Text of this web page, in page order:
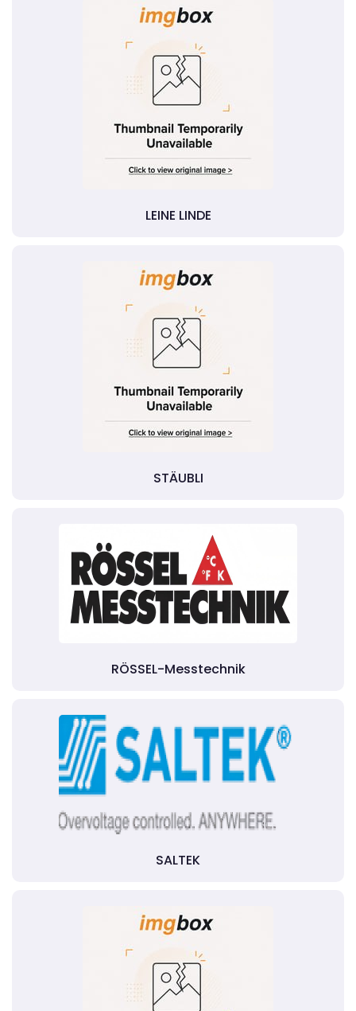
LEINE LINDE
STÄUBLI
RÖSSEL-Messtechnik
SALTEK